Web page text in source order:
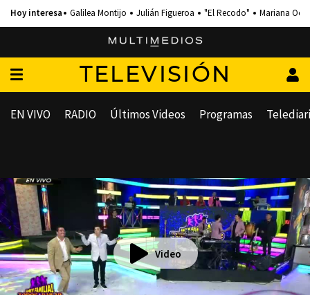
Galilea Montijo Julián Figueroa "El Recodo" Mariana
TELEVISIÓN
EN VIVO RADIO Últimos Videos Programas
Video